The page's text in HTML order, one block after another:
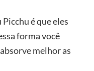
é que eles
forma você
melhor as